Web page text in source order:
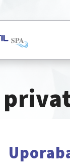
Zbog toga
upoznate s